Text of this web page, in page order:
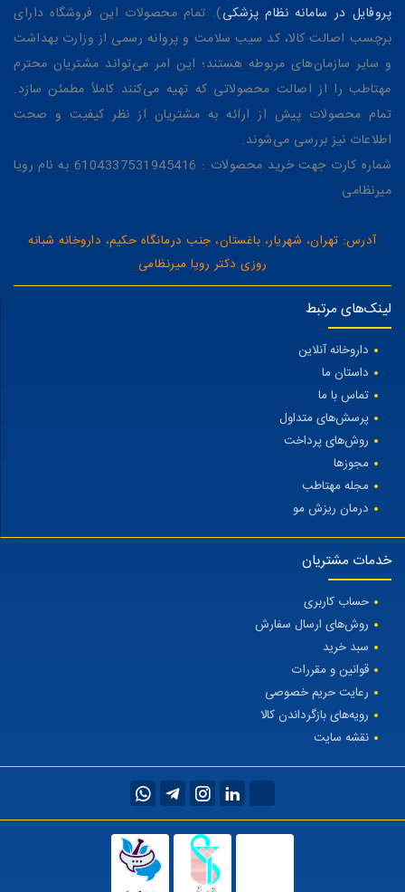
پروفایل در سامانه نظام پزشکی). تمام محصولات این فروشگاه دارای
برچسب اصالت کالا، کد سیب سلامت و پروانه رسمی از وزارت بهداشت
و سایر سازمان‌های مربوطه هستند؛ این امر می‌تواند مشتریان محترم
مهتاطب را از اصالت محصولاتی که تهیه می‌کنند کاملاً مطمئن سازد.
تمام محصولات پیش از ارائه به مشتریان از نظر کیفیت و صحت
اطلاعات نیز بررسی می‌شوند.
شماره کارت جهت خرید محصولات : 6104337531945416 به نام رویا
میرنظامی
آدرس: تهران، شهریار، باغستان، جنب درمانگاه حکیم، داروخانه شبانه
روزی دکتر رویا میرنظامی
لینک‌های مرتبط
داروخانه آنلاین
داستان ما
تماس با ما
پرسش‌های متداول
روش‌های پرداخت
مجوزها
مجله مهتاطب
درمان ریزش مو
خدمات مشتریان
حساب کاربری
روش‌های ارسال سفارش
سبد خرید
قوانین و مقررات
رعایت حریم خصوصی
رویه‌های بازگرداندن کالا
نقشه سایت